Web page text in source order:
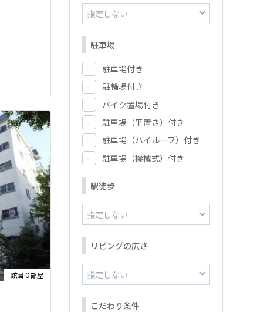
該当 0部屋
駐車場
駐車場付き
駐輪場付き
バイク置場付き
駐車場（平置き）付き
駐車場（ハイルーフ）付き
駐車場（機械式）付き
駅徒歩
リビングの広さ
こだわり条件